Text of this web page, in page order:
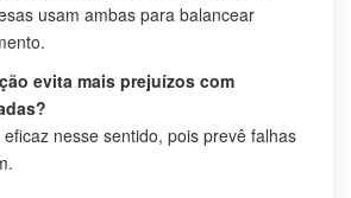
usam ambas para balancear
evita mais prejuízos com
nesse sentido, pois prevê falhas